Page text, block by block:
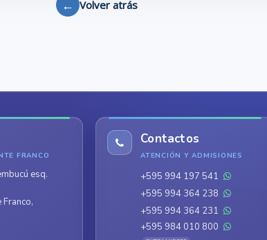
← Volver atrás
FRANCO
esq.
Contactos
ATENCIÓN Y ADMISIONES
+595 994 197 541
+595 994 364 238
+595 994 364 231
+595 984 010 800